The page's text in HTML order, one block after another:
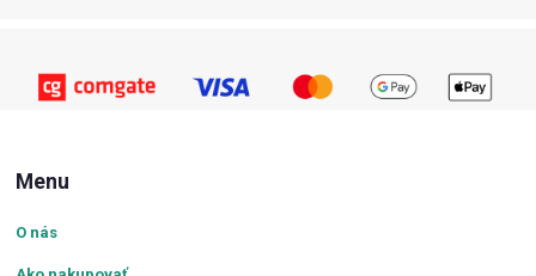
Menu
O nás